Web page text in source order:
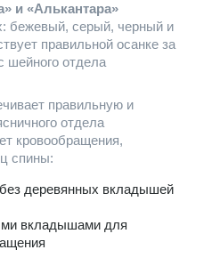
и «Алькантара»
бежевый, серый, черный и
правильной осанке за
шейного отдела
правильную и
отдела
кровообращения,
спины:
деревянных вкладышей
вкладышами для